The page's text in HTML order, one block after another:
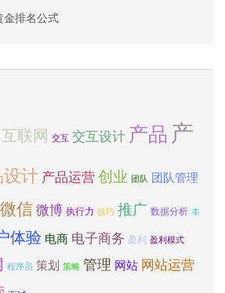
金排名公式
互联网 交互 交互设计 产品 产
设计 产品运营 创业 团队 团队管理
微信 微博 执行力 技巧 推广 数据分析 本
体验 电商 电子商务 盈利 盈利模式
程序员 策划 策略 管理 网站 网站运营